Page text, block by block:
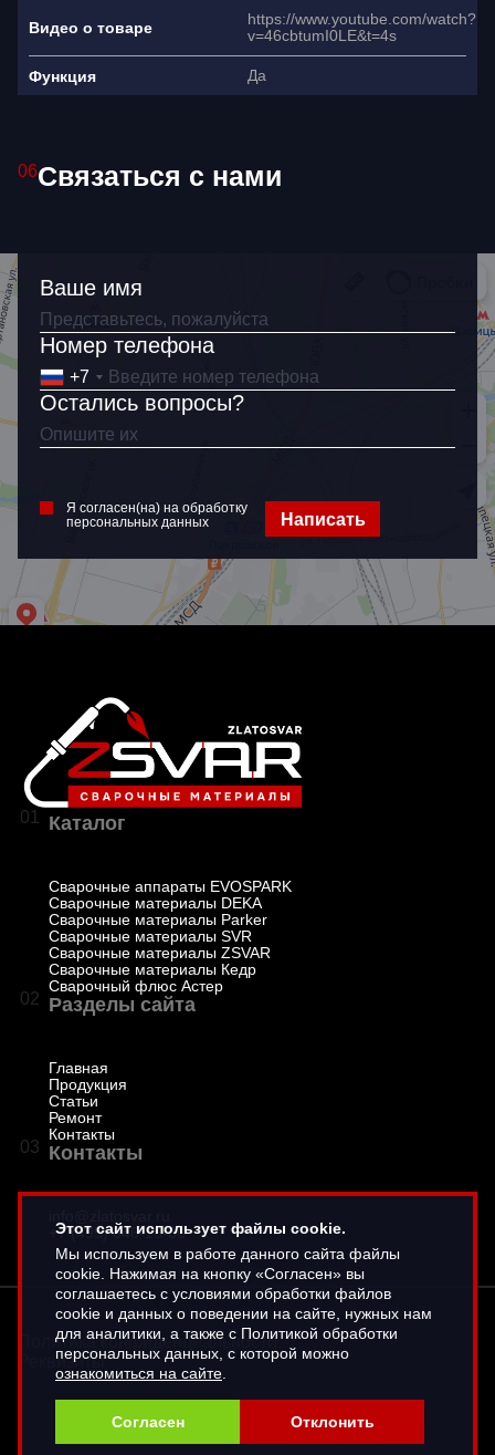
Видео о товаре
https://www.youtube.com/watch?
v=46cbtumI0LE&t=4s
Функция Да
06Связаться с нами
Ваше имя
Номер телефона
+7
Остались вопросы?
Я согласен(на) на обработку
персональных данных
Написать
01 Каталог
Сварочные аппараты EVOSPARK
Сварочные материалы DEKA
Сварочные материалы Parker
Сварочные материалы SVR
Сварочные материалы ZSVAR
Сварочные материалы Кедр
Сварочный флюс Астер
02 Разделы сайта
Главная
Продукция
Статьи
Ремонт
Контакты
03 Контакты
+7 (495) 646-16-66
Политика конфиденциальности
Реквизиты
Этот сайт использует файлы cookie.
Мы используем в работе данного сайта файлы
cookie. Нажимая на кнопку «Согласен» вы
соглашаетесь с условиями обработки файлов
cookie и данных о поведении на сайте, нужных нам
для аналитики, а также с Политикой обработки
персональных данных, с которой можно
ознакомиться на сайте
Согласен Отклонить